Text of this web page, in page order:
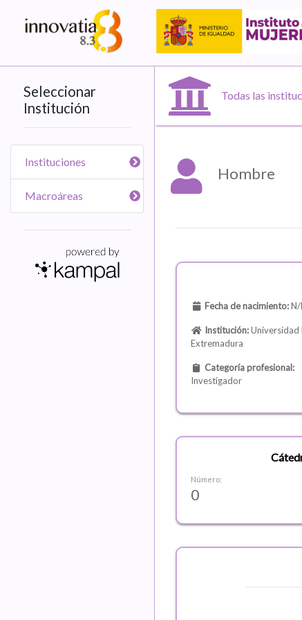
Seleccionar
Institución
Instituciones
Macroáreas
Todas las
Hombre
Fecha de nacimiento:N/
Institución:Universidad
Extremadura
Categoría profesional:
Investigador
Número:
0